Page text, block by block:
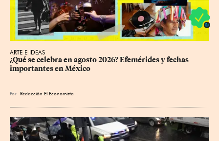
ARTE E IDEAS
¿Qué se celebra en agosto 2026? Efemérides y fechas
importantes en México
Por Redacción El Economista